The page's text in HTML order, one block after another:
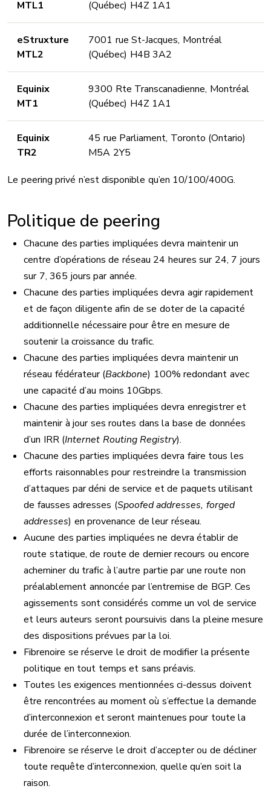
MTL1 (Québec) H4Z 1A1
eStruxture
MTL2
7001 rue St-Jacques, Montréal
(Québec) H4B 3A2
Equinix
MT1
9300 Rte Transcanadienne, Montréal
(Québec) H4Z 1A1
Equinix
TR2
45 rue Parliament, Toronto (Ontario)
M5A 2Y5
Le peering privé n’est disponible qu’en 10/100/400G.
Politique de peering
Chacune des parties impliquées devra maintenir un
centre d’opérations de réseau 24 heures sur 24, 7 jours
sur 7, 365 jours par année.
Chacune des parties impliquées devra agir rapidement
et de façon diligente afin de se doter de la capacité
additionnelle nécessaire pour être en mesure de
soutenir la croissance du trafic.
Chacune des parties impliquées devra maintenir un
réseau fédérateur (Backbone) 100% redondant avec
une capacité d’au moins 10Gbps.
Chacune des parties impliquées devra enregistrer et
maintenir à jour ses routes dans la base de données
d’un IRR (Internet Routing Registry).
Chacune des parties impliquées devra faire tous les
efforts raisonnables pour restreindre la transmission
d’attaques par déni de service et de paquets utilisant
de fausses adresses (Spoofed addresses, forged
addresses) en provenance de leur réseau.
Aucune des parties impliquées ne devra établir de
route statique, de route de dernier recours ou encore
acheminer du trafic à l’autre partie par une route non
préalablement annoncée par l’entremise de BGP. Ces
agissements sont considérés comme un vol de service
et leurs auteurs seront poursuivis dans la pleine mesure
des dispositions prévues par la loi.
Fibrenoire se réserve le droit de modifier la présente
politique en tout temps et sans préavis.
Toutes les exigences mentionnées ci-dessus doivent
être rencontrées au moment où s’effectue la demande
d’interconnexion et seront maintenues pour toute la
durée de l’interconnexion.
Fibrenoire se réserve le droit d’accepter ou de décliner
toute requête d’interconnexion, quelle qu’en soit la
raison.